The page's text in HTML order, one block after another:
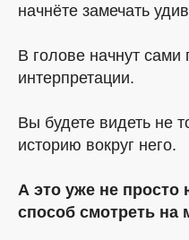
начнёте замечать
В голове начнут
интерпретации.
Вы будете видеть не
историю вокруг него.
А это уже не
способ смотреть на